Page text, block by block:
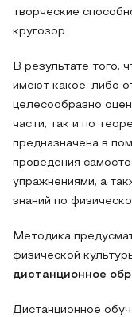
творческие
кругозор.
В результате того,
имеют какое-либо
целесообразно
части, так и по
предназначена в
проведения
упражнениями, а
знаний по
Методика
физической
дистанционное
Дистанционное